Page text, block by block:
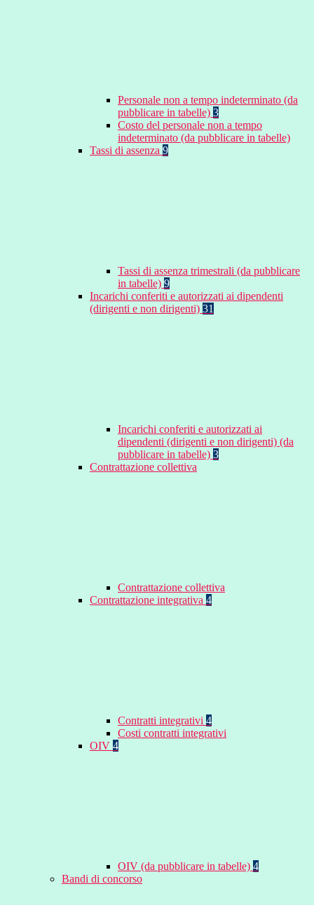
Personale non a tempo indeterminato (da
pubblicare in tabelle) 3
Costo del personale non a tempo
indeterminato (da pubblicare in tabelle)
Tassi di assenza 9
Tassi di assenza trimestrali (da pubblicare
in tabelle) 9
Incarichi conferiti e autorizzati ai dipendenti
(dirigenti e non dirigenti) 31
Incarichi conferiti e autorizzati ai
dipendenti (dirigenti e non dirigenti) (da
pubblicare in tabelle) 3
Contrattazione collettiva
Contrattazione collettiva
Contrattazione integrativa 4
Contratti integrativi 4
Costi contratti integrativi
OIV 4
OIV (da pubblicare in tabelle) 4
Bandi di concorso